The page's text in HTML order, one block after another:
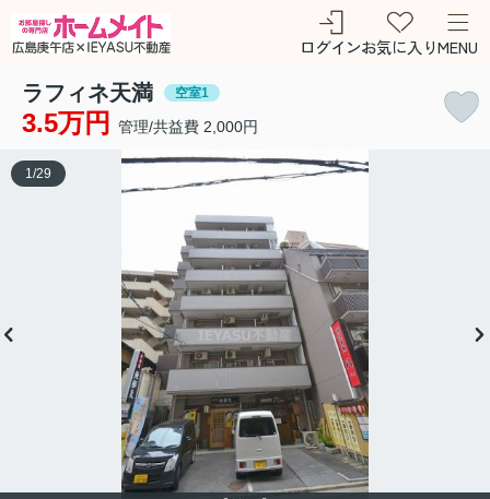
ログインお気に入りMENU
ラフィネ天満 空室1
3.5万円 管理/共益費 2,000円
1 /29